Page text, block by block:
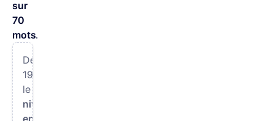
sur
70
mots.
Depuis
1987,
le
niveau